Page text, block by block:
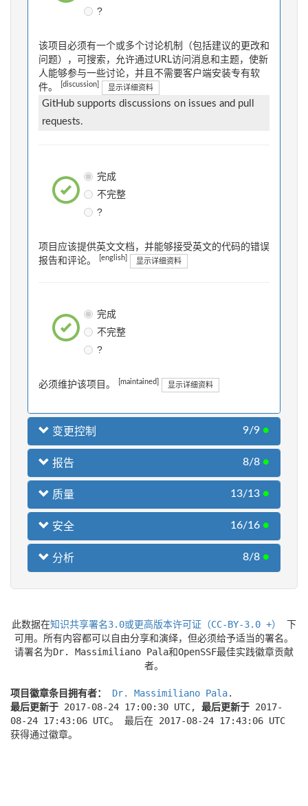
?
该项目必须有一个或多个讨论机制（包括建议的更改和
问题），可搜索，允许通过URL访问消息和主题，使新
人能够参与一些讨论，并且不需要客户端安装专有软
件。
[discussion] 显示详细资料
GitHub supports discussions on issues and pull
requests.
完成
不完整
?
项目应该提供英文文档，并能够接受英文的代码的错误
报告和评论。
[english] 显示详细资料
完成
不完整
?
必须维护该项目。 [maintained] 显示详细资料
变更控制 9/9 ●
报告 8/8 ●
质量 13/13 ●
安全 16/16 ●
分析 8/8 ●
此数据在知识共享署名3.0或更高版本许可证（CC-BY-3.0 +）
下
可用。所有内容都可以自由分享和演绎，但必须给予适当的署名。
请署名为Dr. Massimiliano Pala和OpenSSF最佳实践徽章贡献
者。
项目徽章条目拥有者： Dr. Massimiliano Pala.
最后更新于 2017-08-24 17:00:30 UTC, 最后更新于 2017-
08-24 17:43:06 UTC。 最后在 2017-08-24 17:43:06 UTC
获得通过徽章。